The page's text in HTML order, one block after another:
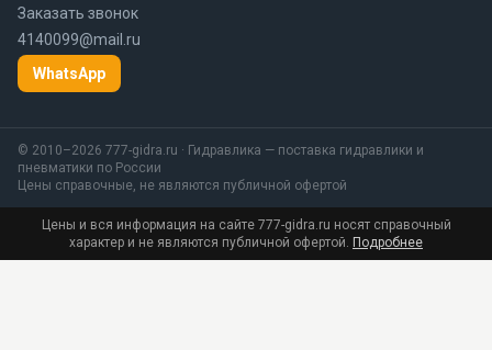
Заказать звонок
4140099@mail.ru
WhatsApp
© 2010–2026 777-gidra.ru · Гидравлика — поставка гидравлики и
пневматики по России
Цены справочные, не являются публичной офертой
Цены и вся информация на сайте 777-gidra.ru носят справочный
характер и не являются публичной офертой. Подробнее